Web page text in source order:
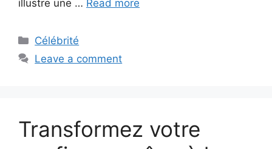
illustre une … Read more
Categories
Célébrité
Leave a comment
Transformez votre